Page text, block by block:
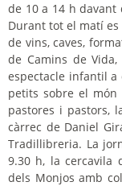
de 10 a 14 h davant
Durant tot el matí
de vins, caves,
de Camins de Vida,
espectacle infantil a
petits sobre el
pastores i pastors,
càrrec de Daniel
Tradillibreria. La
9.30 h, la cercavila
dels Monjos amb